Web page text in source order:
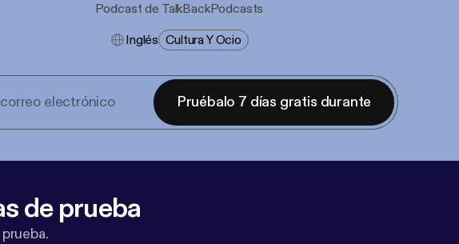
Podcast de TalkBackPodcasts
Inglés Cultura Y Ocio
Pruébalo 7 días gratis durante
de prueba